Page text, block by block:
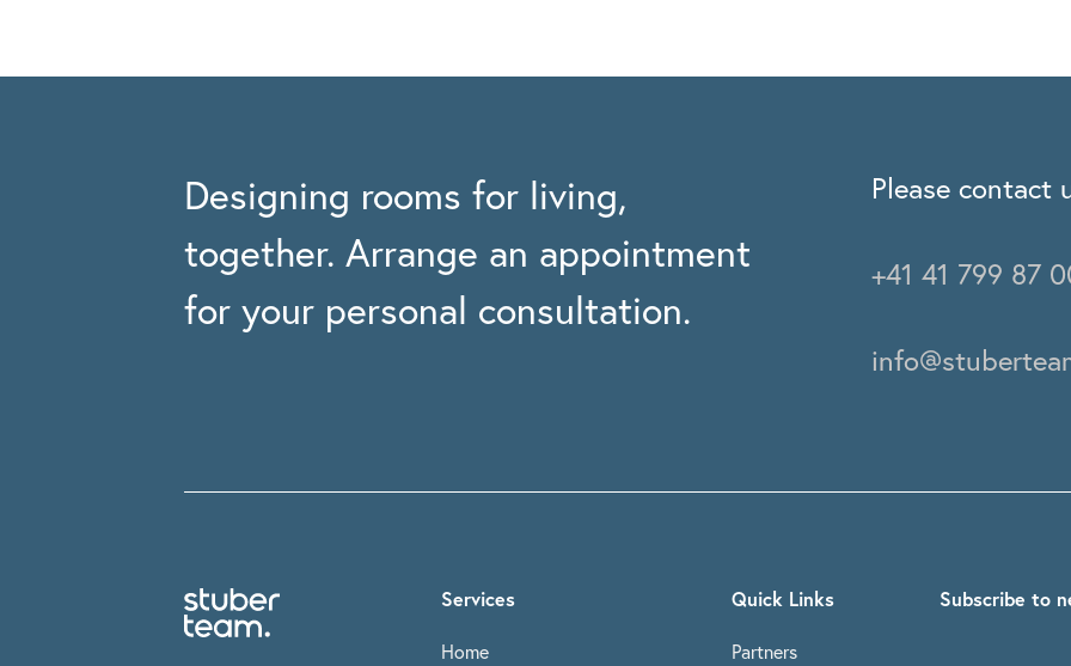
Designing rooms for living,
together. Arrange an appointment
for your personal consultation.
Please contact
+41 41 799 87
Services
Home
Quick Links
Partners
Subscribe to